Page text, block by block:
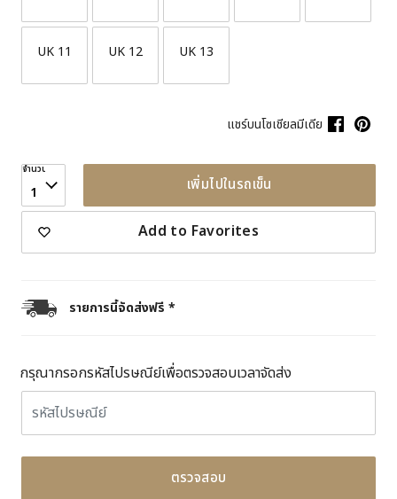
UK 11 UK 12 UK 13
แชร์บนโซเชียลมีเดีย
จำนวน
1 เพิ่มไปในรถเข็น
Add to Favorites
รายการนี้จัดส่งฟรี *
กรุณากรอกรหัสไปรษณีย์เพื่อตรวจสอบเวลาจัดส่ง
ตรวจสอบ